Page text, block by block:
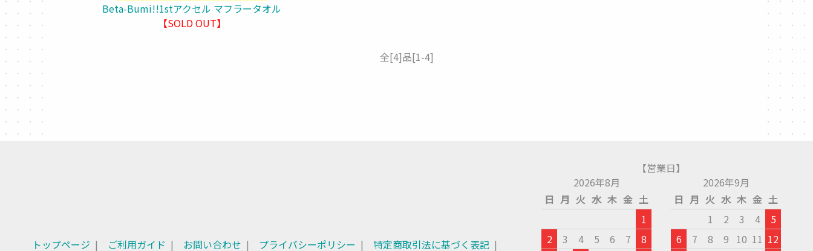
Beta-Bumi!!1stアクセル マフラータオル
【SOLD OUT】
全[4]品[1-4]
トップページ ご利用ガイド お問い合わせ プライバシーポリシー 特定商取引法に基づく表記
【営業日】
2026年8月
日 月 火 水 木 金 土
1
2
3 4 5 6 7 8
2026年9月
日 月 火 水 木 金 土
1
2 3 4
5
6
7 8 9 10 11 12